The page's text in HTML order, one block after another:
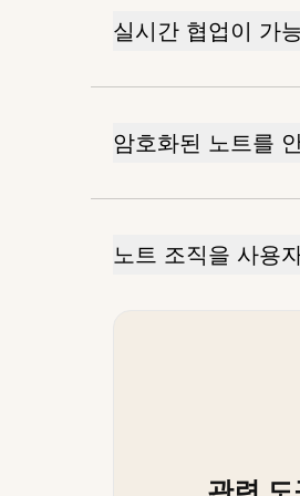
실시간 협업이 가
암호화된 노트를
노트 조직을 사용